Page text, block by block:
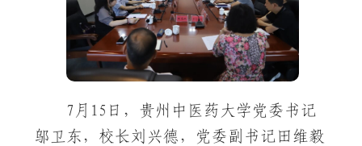
7月15日，贵州中医药大学党委书记
邬卫东，校长刘兴德，党委副书记田维毅